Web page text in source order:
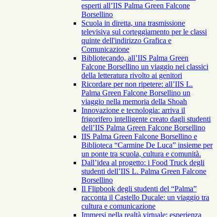
esperti all’IIS Palma Green Falcone
Borsellino
Scuola in diretta, una trasmissione
televisiva sul corteggiamento per le classi
quinte dell'indirizzo Grafica e
Comunicazione
Bibliotecando, all’IIS Palma Green
Falcone Borsellino un viaggio nei classici
della letteratura rivolto ai genitori
Ricordare per non ripetere: all’IIS L.
Palma Green Falcone Borsellino un
viaggio nella memoria della Shoah
Innovazione e tecnologia: arriva il
frigorifero intelligente creato dagli studenti
dell’IIS Palma Green Falcone Borsellino
IIS Palma Green Falcone Borsellino e
Biblioteca “Carmine De Luca” insieme per
un ponte tra scuola, cultura e comunità.
Dall’idea al progetto: i Food Truck degli
studenti dell’IIS L. Palma Green Falcone
Borsellino
Il Flipbook degli studenti del “Palma”
racconta il Castello Ducale: un viaggio tra
cultura e comunicazione
Immersi nella realtà virtuale: esperienza